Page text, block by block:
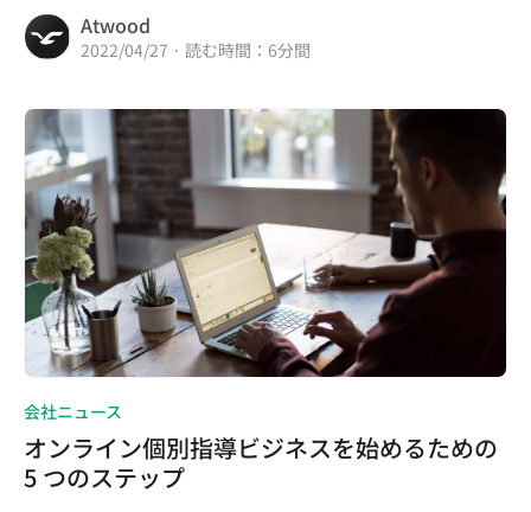
Atwood
2022/04/27 · 読む時間：6分間
会社ニュース
オンライン個別指導ビジネスを始めるための
5 つのステップ